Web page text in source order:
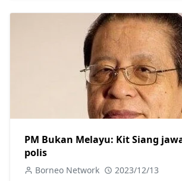
PM Bukan Melayu: Kit Siang
polis
Borneo Network 2023/12/13